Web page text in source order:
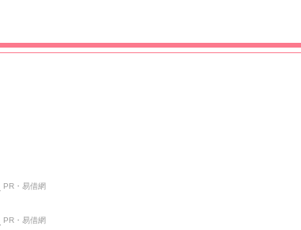
PR・易借網
PR・易借網